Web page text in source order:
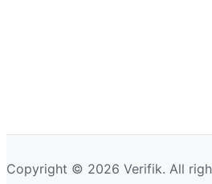
Copyright © 2026 Verifik. All